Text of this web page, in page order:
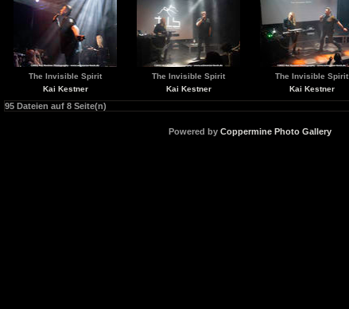
The Invisible Spirit
Kai Kestner
The Invisible Spirit
Kai Kestner
The Invisible Spirit
Kai Kestner
95 Dateien auf 8 Seite(n)
Powered by Coppermine Photo Gallery